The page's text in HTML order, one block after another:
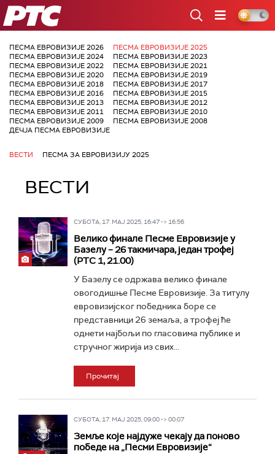
РТС
ПЕСМА ЕВРОВИЗИЈЕ 2026
ПЕСМА ЕВРОВИЗИЈЕ 2025
ПЕСМА ЕВРОВИЗИЈЕ 2024
ПЕСМА ЕВРОВИЗИЈЕ 2023
ПЕСМА ЕВРОВИЗИЈЕ 2022
ПЕСМА ЕВРОВИЗИЈЕ 2021
ПЕСМА ЕВРОВИЗИЈЕ 2020
ПЕСМА ЕВРОВИЗИЈЕ 2019
ПЕСМА ЕВРОВИЗИЈЕ 2018
ПЕСМА ЕВРОВИЗИЈЕ 2017
ПЕСМА ЕВРОВИЗИЈЕ 2016
ПЕСМА ЕВРОВИЗИЈЕ 2015
ПЕСМА ЕВРОВИЗИЈЕ 2013
ПЕСМА ЕВРОВИЗИЈЕ 2012
ПЕСМА ЕВРОВИЗИЈЕ 2011
ПЕСМА ЕВРОВИЗИЈЕ 2010
ПЕСМА ЕВРОВИЗИЈЕ 2009
ПЕСМА ЕВРОВИЗИЈЕ 2008
ДЕЧЈА ПЕСМА ЕВРОВИЗИЈЕ
ВЕСТИ ПЕСМА ЗА ЕВРОВИЗИЈУ 2025
ВЕСТИ
СУБОТА, 17. МАЈ 2025, 16:47 -> 16:56
Велико финале Песме Евровизије у
Базелу – 26 такмичара, један трофеј
(РТС 1, 21.00)
У Базелу се одржава велико финале
овогодишње Песме Евровизије. За титулу
евровизијског победника боре се
представници 26 земаља, а трофеј ће
однети најбољи по гласовима публике и
стручног жирија из свих...
Прочитај
СУБОТА, 17. МАЈ 2025, 09:00 -> 00:07
Земље које најдуже чекају да поново
победе на „Песми Евровизије“